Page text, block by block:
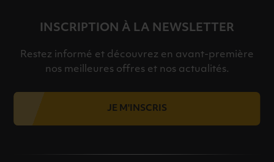
INSCRIPTION À LA NEWSLETTER
Restez informé et découvrez en avant-première
nos meilleures offres et nos actualités.
JE M'INSCRIS